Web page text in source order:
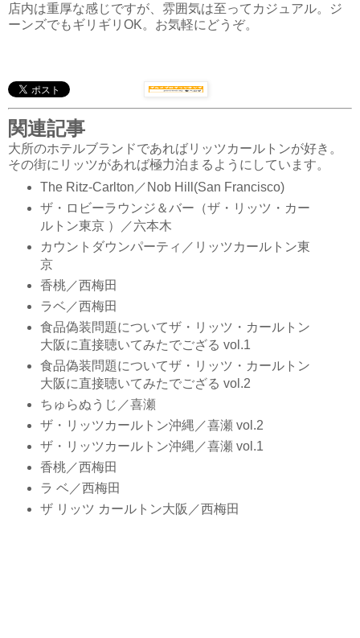
店内は重厚な感じですが、雰囲気は至ってカジュアル。ジ
ーンズでもギリギリOK。お気軽にどうぞ。
関連記事
大所のホテルブランドであればリッツカールトンが好き。
その街にリッツがあれば極力泊まるようにしています。
The Ritz-Carlton／Nob Hill(San Francisco)
ザ・ロビーラウンジ＆バー（ザ・リッツ・カー
ルトン東京 ）／六本木
カウントダウンパーティ／リッツカールトン東
京
香桃／西梅田
ラベ／西梅田
食品偽装問題についてザ・リッツ・カールトン
大阪に直接聴いてみたでござる vol.1
食品偽装問題についてザ・リッツ・カールトン
大阪に直接聴いてみたでござる vol.2
ちゅらぬうじ／喜瀬
ザ・リッツカールトン沖縄／喜瀬 vol.2
ザ・リッツカールトン沖縄／喜瀬 vol.1
香桃／西梅田
ラ ベ／西梅田
ザ リッツ カールトン大阪／西梅田